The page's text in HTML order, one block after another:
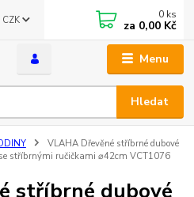
Menu
CZK
Hledat
0 ks
za 0,00 Kč
VLAHA Dřevěné stříbrné dubové
stříbrnými ručičkami ⌀42cm VCT1076
stříbrné dubové